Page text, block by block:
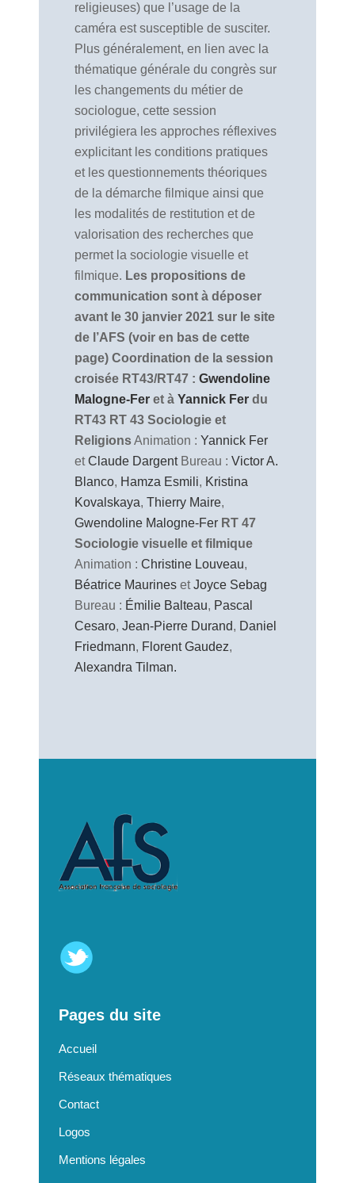
religieuses) que l’usage de la
caméra est susceptible de susciter.
Plus généralement, en lien avec la
thématique générale du congrès sur
les changements du métier de
sociologue, cette session
privilégiera les approches réflexives
explicitant les conditions pratiques
et les questionnements théoriques
de la démarche filmique ainsi que
les modalités de restitution et de
valorisation des recherches que
permet la sociologie visuelle et
filmique. Les propositions de
communication sont à déposer
avant le 30 janvier 2021 sur le site
de l’AFS (voir en bas de cette
page) Coordination de la session
croisée RT43/RT47 : Gwendoline
Malogne-Fer et à Yannick Fer du
RT43 RT 43 Sociologie et
ReligionsAnimation : Yannick Fer
etClaude DargentBureau : Victor A.
Blanco, Hamza Esmili, Kristina
Kovalskaya, Thierry Maire,
Gwendoline Malogne-Fer RT 47
Sociologie visuelle et filmique
Animation : Christine Louveau,
Béatrice Maurines etJoyce Sebag
Bureau : Émilie Balteau, Pascal
Cesaro, Jean-Pierre Durand, Daniel
Friedmann, Florent Gaudez,
Alexandra Tilman.
Pages du site
Accueil
Réseaux thématiques
Contact
Logos
Mentions légales